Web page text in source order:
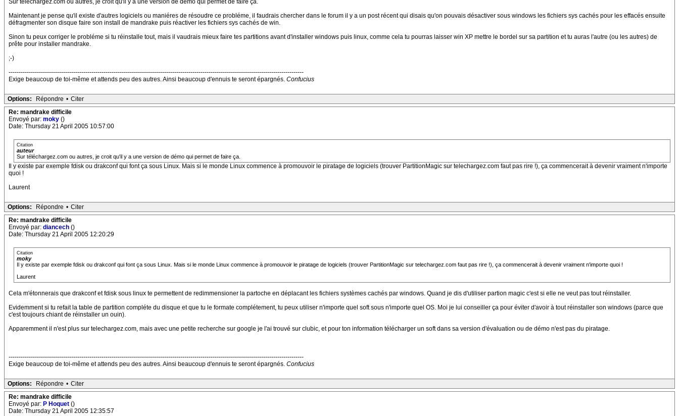
Sur téléchargez.com ou autres, je croit qu'il y a une version de démo qui permet de faire ça.
Maintenant je pense qu'il existe d'autres logiciels ou maniéres de résoudre ce probléme, il faudrais chercher dans le forum il y a un post récent qui disais qu'on pouvais désactiver sous windows les fichiers sys cachés pour les effacés ensuite
défragmenter son disque faire son install de mandrake puis réactiver les fichiers sys cachés de win.
Sinon tu peux corriger le probléme si tu réinstalle tout, mais il vaudrais mieux faire tes partitions avant d'installer windows puis linux, comme cela tu pourras laisser win XP mettre le bordel sur sa partition et tu auras l'autre (ou les autres) de
prête pour installer mandrake.
;-)
--------------------------------------------------------------------------------------------------------------------------------------------------
Exige beaucoup de toi-même et attends peu des autres. Ainsi beaucoup d'ennuis te seront épargnés. Confucius
Options: Répondre • Citer
Re: mandrake difficile
Envoyé par: moky ()
Date: Thursday 21 April 2005 10:57:00
Citation
auteur
Sur téléchargez.com ou autres, je croit qu'il y a une version de démo qui permet de faire ça.
Il y existe par exemple fdisk ou drakconf qui font ça sous Linux. Mais si le monde Linux commence à promouvoir le piratage de logiciels (trouver PartitionMagic sur telechargez.com faut pas rire !), ça commencerait à devenir vraiment n'importe
quoi !
Laurent
Options: Répondre • Citer
Re: mandrake difficile
Envoyé par: diancech ()
Date: Thursday 21 April 2005 12:20:29
Citation
moky
Il y existe par exemple fdisk ou drakconf qui font ça sous Linux. Mais si le monde Linux commence à promouvoir le piratage de logiciels (trouver PartitionMagic sur telechargez.com faut pas rire !), ça commencerait à devenir vraiment n'importe quoi !
Laurent
Cela m'étonnerais que drakconf et fdisk sous linux te permettent de redimmensioner la partoche en déplacant les fichiers systèmes cachés par windows. Quand je dis d'utiliser partion magic c'est si elle ne veut pas tout réinstaller.
Evidemment si tu refait la table de partition compléte du disque et que tu le formate complétement, tu peux utiliser n'importe quel soft sous n'importe quel OS. Moi je lui conseiller ça pour éviter d'avoir à tout réinstaller son windows (parce que
c'est toujours chiant de réinstaller un ouin).
Apparemment il n'est plus sur telechargez.com, mais avec une petite recherche sur google je l'ai trouvé sur clubic, et pour ton information télécharger un soft dans sa version d'évaluation ou de démo n'est pas du piratage.
--------------------------------------------------------------------------------------------------------------------------------------------------
Exige beaucoup de toi-même et attends peu des autres. Ainsi beaucoup d'ennuis te seront épargnés. Confucius
Options: Répondre • Citer
Re: mandrake difficile
Envoyé par: P Hoquet ()
Date: Thursday 21 April 2005 12:35:57